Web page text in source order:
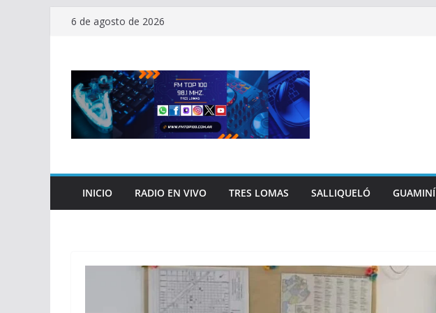
Saltar6 de agosto de 2026
INICIO RADIO EN VIVO TRES LOMAS SALLIQUELÓ GUAMINÍ